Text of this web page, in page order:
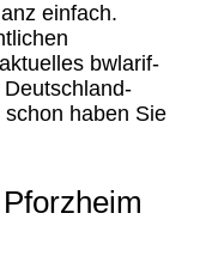
einfach.
bwlarif-
haben Sie